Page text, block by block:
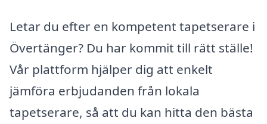
Letar du efter en kompetent tapetserare i
Övertänger? Du har kommit till rätt ställe!
Vår plattform hjälper dig att enkelt
jämföra erbjudanden från lokala
tapetserare, så att du kan hitta den bästa